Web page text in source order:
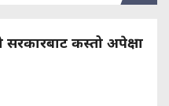
सरकारबाट कस्तो अपेक्षा